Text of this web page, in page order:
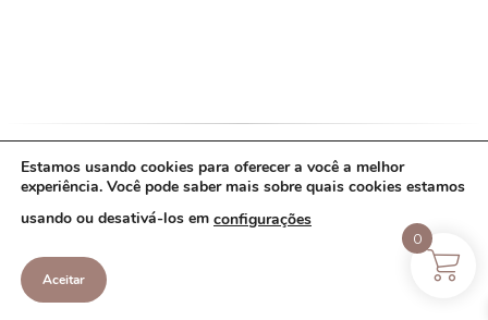
Política de CookiesPolítica de Privacidade
Termos de Uso
Copyright Lavie de prata - 43.887.208/0001-
87 - 2022. Todos os direitos reservados.
Estamos usando cookies para oferecer a você a melhor
experiência. Você pode saber mais sobre quais cookies estamos
usando ou desativá-los em configurações
Aceitar
0